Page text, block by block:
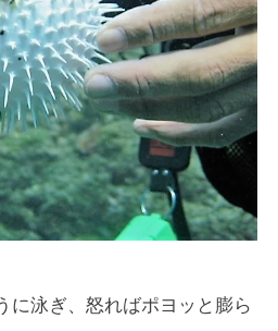
に泳ぎ、怒ればポヨッと膨ら